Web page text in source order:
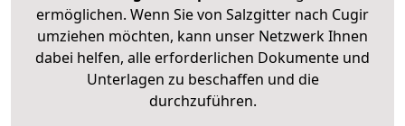
ermöglichen. Wenn Sie von Salzgitter nach Cugir
umziehen möchten, kann unser Netzwerk Ihnen
dabei helfen, alle erforderlichen Dokumente und
Unterlagen zu beschaffen und die
durchzuführen.